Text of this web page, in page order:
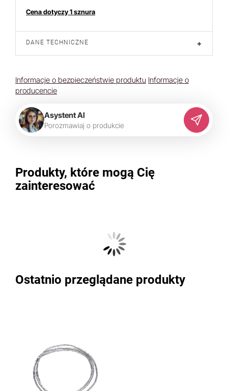
Cena dotyczy 1 sznura
DANE TECHNICZNE +
Informacje o bezpieczeństwie produktu Informacje o
producencie
Asystent AI
Porozmawiaj o produkcie
Produkty, które mogą Cię
zainteresować
Ostatnio przeglądane produkty